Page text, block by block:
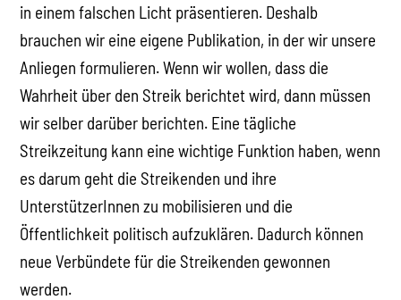
in einem falschen Licht präsentieren. Deshalb
brauchen wir eine eigene Publikation, in der wir unsere
Anliegen formulieren. Wenn wir wollen, dass die
Wahrheit über den Streik berichtet wird, dann müssen
wir selber darüber berichten. Eine tägliche
Streikzeitung kann eine wichtige Funktion haben, wenn
es darum geht die Streikenden und ihre
UnterstützerInnen zu mobilisieren und die
Öffentlichkeit politisch aufzuklären. Dadurch können
neue Verbündete für die Streikenden gewonnen
werden.